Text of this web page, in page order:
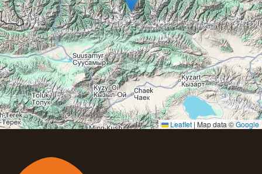
Leaflet | Map data ©Google